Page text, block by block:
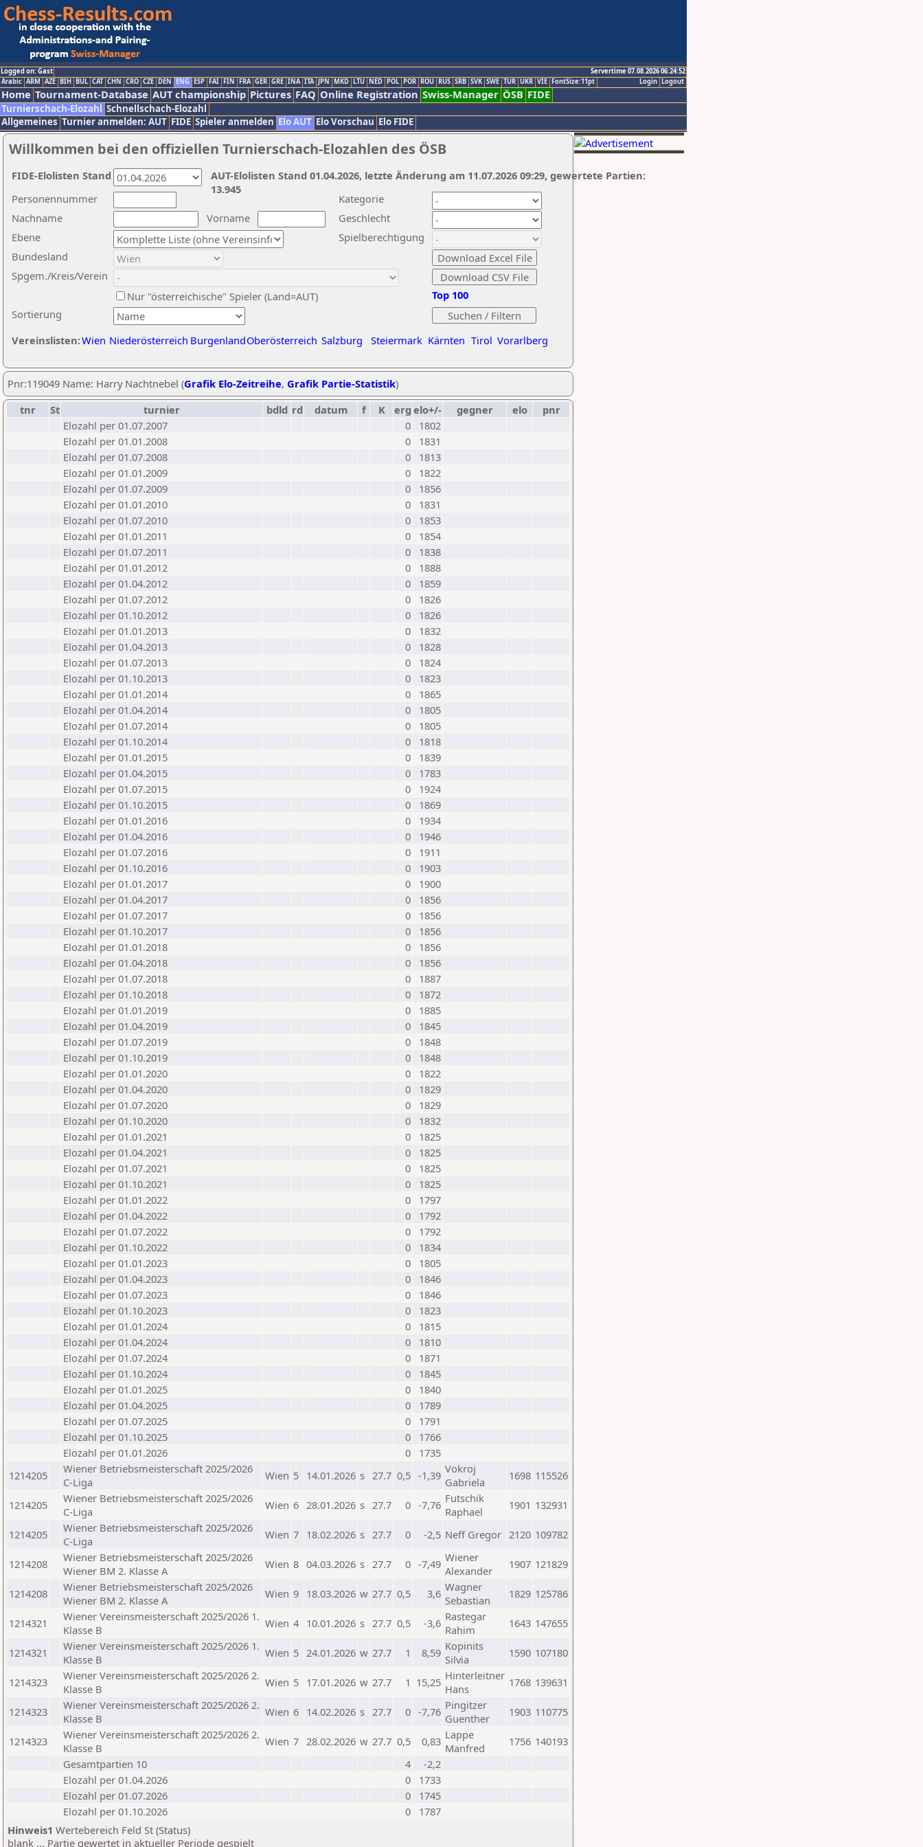
Logged on: Gast
Servertime 07.08.2026 06:24:52
Logout
Login
Arabic ARM AZE BIH BUL CAT CHN CRO CZE DEN ENG ESP FAI FIN FRA GER GRE INA ITA JPN MKD LTU NED POL POR ROU RUS SRB SVK SWE TUR UKR VIE FontSize:11pt
Home Tournament-Database AUT championship Pictures FAQ Online Registration Swiss-Manager ÖSB FIDE
Turnierschach-Elozahl Schnellschach-Elozahl
Allgemeines Turnier anmelden: AUT FIDE Spieler anmelden Elo AUT Elo Vorschau Elo FIDE
Willkommen bei den offiziellen Turnierschach-Elozahlen des ÖSB
Nachname
Vorname
Ebene
Kategorie
Sortierung
Personennummer
Bundesland
Spgem./Kreis/Verein
Geschlecht
Nur "österreichische" Spieler (Land=AUT)
Spielberechtigung
Vereinslisten:Wien Niederösterreich BurgenlandOberösterreich Salzburg Steiermark Kärnten Tirol Vorarlberg
Top 100
AUT-Elolisten Stand 01.04.2026, letzte Änderung am 11.07.2026 09:29, gewertete Partien:
13.945
FIDE-Elolisten Stand
Pnr:119049 Name: Harry Nachtnebel (Grafik Elo-Zeitreihe, Grafik Partie-Statistik)
tnr
St turnier bdld rd datum f K erg elo+/- gegner elo
pnr
Elozahl per 01.07.2007
0
1802
Elozahl per 01.01.2008
0
1831
Elozahl per 01.07.2008
0
1813
Elozahl per 01.01.2009
0
1822
Elozahl per 01.07.2009
0
1856
Elozahl per 01.01.2010
0
1831
Elozahl per 01.07.2010
0
1853
Elozahl per 01.01.2011
0
1854
Elozahl per 01.07.2011
0
1838
Elozahl per 01.01.2012
0
1888
Elozahl per 01.04.2012
0
1859
Elozahl per 01.07.2012
0
1826
Elozahl per 01.10.2012
0
1826
Elozahl per 01.01.2013
0
1832
Elozahl per 01.04.2013
0
1828
Elozahl per 01.07.2013
0
1824
Elozahl per 01.10.2013
0
1823
Elozahl per 01.01.2014
0
1865
Elozahl per 01.04.2014
0
1805
Elozahl per 01.07.2014
0
1805
Elozahl per 01.10.2014
0
1818
Elozahl per 01.01.2015
0
1839
Elozahl per 01.04.2015
0
1783
Elozahl per 01.07.2015
0
1924
Elozahl per 01.10.2015
0
1869
Elozahl per 01.01.2016
0
1934
Elozahl per 01.04.2016
0
1946
Elozahl per 01.07.2016
0
1911
Elozahl per 01.10.2016
0
1903
Elozahl per 01.01.2017
0
1900
Elozahl per 01.04.2017
0
1856
Elozahl per 01.07.2017
0
1856
Elozahl per 01.10.2017
0
1856
Elozahl per 01.01.2018
0
1856
Elozahl per 01.04.2018
0
1856
Elozahl per 01.07.2018
0
1887
Elozahl per 01.10.2018
0
1872
Elozahl per 01.01.2019
0
1885
Elozahl per 01.04.2019
0
1845
Elozahl per 01.07.2019
0
1848
Elozahl per 01.10.2019
0
1848
Elozahl per 01.01.2020
0
1822
Elozahl per 01.04.2020
0
1829
Elozahl per 01.07.2020
0
1829
Elozahl per 01.10.2020
0
1832
Elozahl per 01.01.2021
0
1825
Elozahl per 01.04.2021
0
1825
Elozahl per 01.07.2021
0
1825
Elozahl per 01.10.2021
0
1825
Elozahl per 01.01.2022
0
1797
Elozahl per 01.04.2022
0
1792
Elozahl per 01.07.2022
0
1792
Elozahl per 01.10.2022
0
1834
Elozahl per 01.01.2023
0
1805
Elozahl per 01.04.2023
0
1846
Elozahl per 01.07.2023
0
1846
Elozahl per 01.10.2023
0
1823
Elozahl per 01.01.2024
0
1815
Elozahl per 01.04.2024
0
1810
Elozahl per 01.07.2024
0
1871
Elozahl per 01.10.2024
0
1845
Elozahl per 01.01.2025
0
1840
Elozahl per 01.04.2025
0
1789
Elozahl per 01.07.2025
0
1791
Elozahl per 01.10.2025
0
1766
Elozahl per 01.01.2026
0
1735
1214205
Wiener Betriebsmeisterschaft 2025/2026
C-Liga
Wien 5 14.01.2026 s 27.7 0,5 -1,39 Vokroj
Gabriela
1698 115526
1214205
Wiener Betriebsmeisterschaft 2025/2026
C-Liga
Wien 6 28.01.2026 s 27.7 0 -7,76 Futschik
Raphael
1901 132931
1214205
Wiener Betriebsmeisterschaft 2025/2026
C-Liga
Wien 7 18.02.2026 s 27.7 0 -2,5 Neff Gregor 2120 109782
1214208
Wiener Betriebsmeisterschaft 2025/2026
Wiener BM 2. Klasse A
Wien 8 04.03.2026 s 27.7 0 -7,49 Wiener
Alexander
1907 121829
1214208
Wiener Betriebsmeisterschaft 2025/2026
Wiener BM 2. Klasse A
Wien 9 18.03.2026 w 27.7 0,5 3,6 Wagner
Sebastian
1829 125786
1214321
Wiener Vereinsmeisterschaft 2025/2026 1.
Klasse B
Wien 4 10.01.2026 s 27.7 0,5 -3,6 Rastegar
Rahim
1643 147655
1214321
Wiener Vereinsmeisterschaft 2025/2026 1.
Klasse B
Wien 5 24.01.2026 w 27.7 1 8,59 Kopinits
Silvia
1590 107180
1214323
Wiener Vereinsmeisterschaft 2025/2026 2.
Klasse B
Wien 5 17.01.2026 w 27.7 1 15,25 Hinterleitner
Hans
1768 139631
1214323
Wiener Vereinsmeisterschaft 2025/2026 2.
Klasse B
Wien 6 14.02.2026 s 27.7 0 -7,76 Pingitzer
Guenther
1903 110775
1214323
Wiener Vereinsmeisterschaft 2025/2026 2.
Klasse B
Wien 7 28.02.2026 w 27.7 0,5 0,83 Lappe
Manfred
1756 140193
Gesamtpartien 10
4
-2,2
Elozahl per 01.04.2026
0
1733
Elozahl per 01.07.2026
0
1745
Elozahl per 01.10.2026
0
1787
Hinweis1 Wertebereich Feld St (Status)
blank ... Partie gewertet in aktueller Periode gespielt